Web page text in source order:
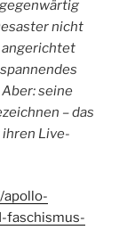
nicht
angerichtet
seine
– das
Live-
apollo-
faschismus-